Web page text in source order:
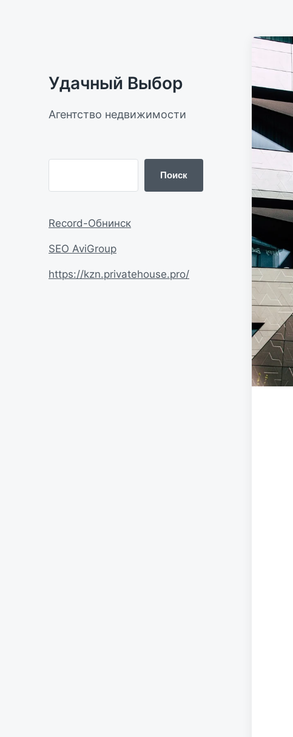
Удачный Выбор
Агентство недвижимости
Поиск
Record-Обнинск
SEO AviGroup
https://kzn.privatehouse.pro/